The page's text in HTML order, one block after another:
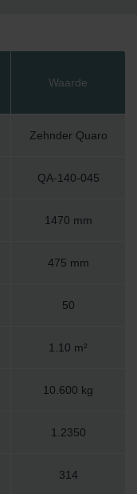
Waarde
Zehnder Quaro
QA-140-045
1470 mm
475 mm
50
1.10 m²
10.600 kg
1.2350
314